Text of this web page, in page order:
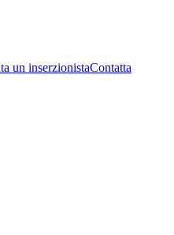
un inserzionistaContatta